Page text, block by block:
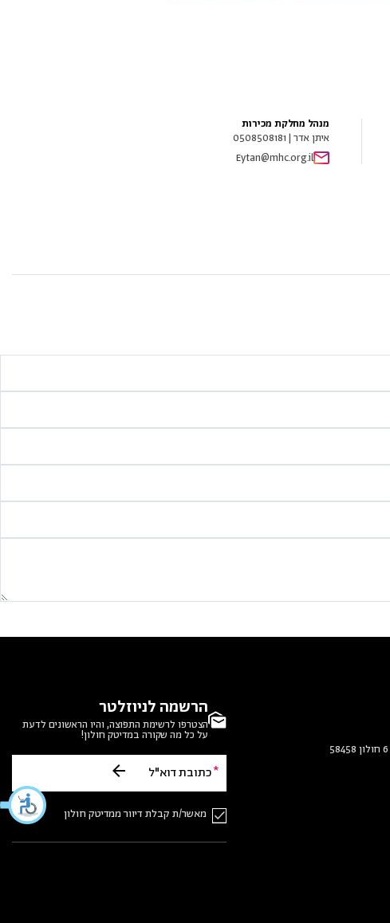
מנהל מחלקת מכירות
איתן אדר | 0508508181
Eytan@mhc.org.il
הרשמה לניוזלטר
הצטרפו לרשימת התפוצה, והיו הראשונים לדעת
על כל מה שקורה במדיטק חולון!
מאשר/ת קבלת דיוור ממדיטק חולון